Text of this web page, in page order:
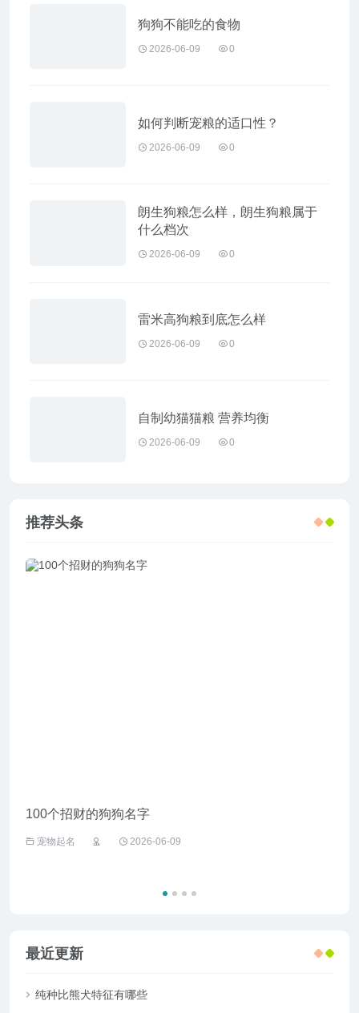
狗狗不能吃的食物
2026-06-09 0
如何判断宠粮的适口性？
2026-06-09 0
朗生狗粮怎么样，朗生狗粮属于
什么档次
2026-06-09 0
雷米高狗粮到底怎么样
2026-06-09 0
自制幼猫猫粮 营养均衡
2026-06-09 0
推荐头条
100个招财的狗狗名字
宠物起名 2026-06-09
最近更新
纯种比熊犬特征有哪些